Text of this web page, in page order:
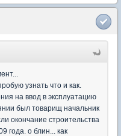
узнать что и как.
на ввод в эксплуатацию
был товарищ начальник
окончание строительства
года. о блин... как